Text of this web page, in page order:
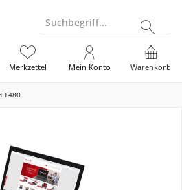
Suchbegriff...
Warenkorb
Merkzettel Mein Konto
T480